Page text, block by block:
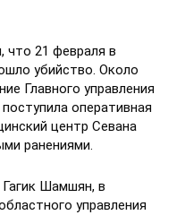
что 21 февраля в
убийство. Около
Главного управления
оперативная
центр Севана
ранениями.
Шамшян, в
управления